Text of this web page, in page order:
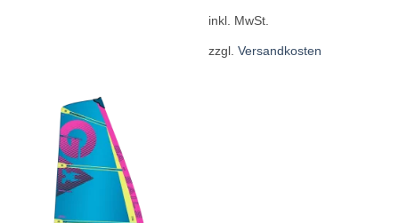
inkl. MwSt.
zzgl. Versandkosten